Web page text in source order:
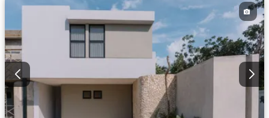
Elevador Estacionamiento
Gimnasio
Internet
Jardín Despacho
Recámara con closet
Sala polivalente
Seguridad Terraza
Vista panorámica
Wifi
Zonas verdes